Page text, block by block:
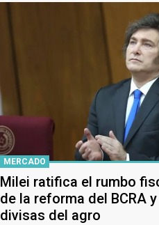
MERCADO
Milei ratifica el rumbo
de la reforma del BCRA
divisas del agro